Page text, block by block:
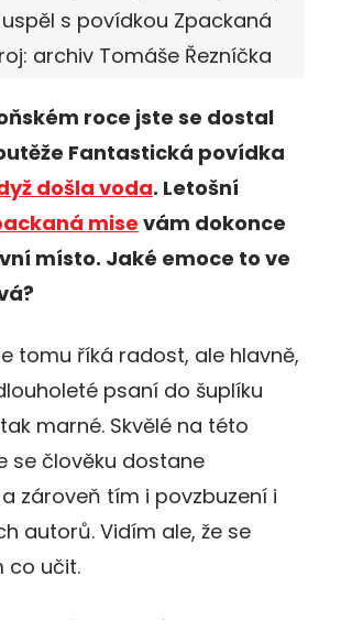
s povídkou Zpackaná
archiv Tomáše Řezníčka
roce jste se dostal
Fantastická povídka
došla voda. Letošní
mise vám dokonce
místo. Jaké emoce to ve
tomu říká radost, ale hlavně,
psaní do šuplíku
marné. Skvělé na této
se člověku dostane
zároveň tím i povzbuzení i
autorů. Vidím ale, že se
co učit.